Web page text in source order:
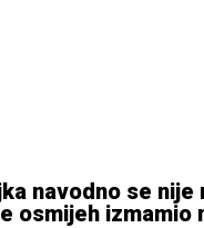
navodno se
osmijeh izmamio